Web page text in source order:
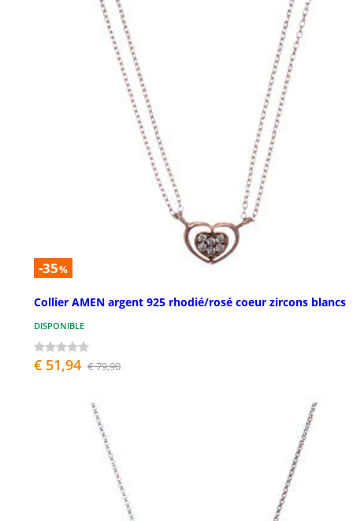
-35%
Collier AMEN argent 925 rhodié/rosé coeur zircons blancs
DISPONIBLE
€ 51,94 € 79,90